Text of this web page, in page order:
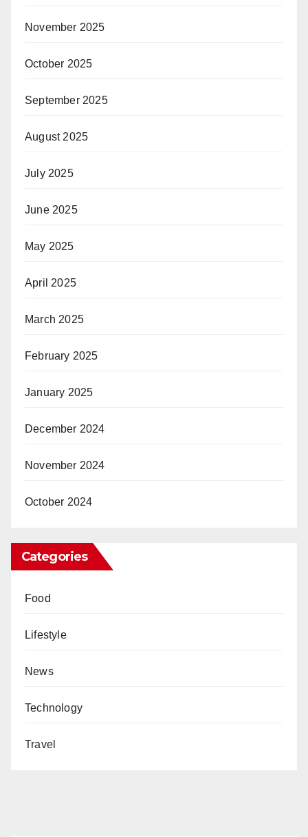
November 2025
October 2025
September 2025
August 2025
July 2025
June 2025
May 2025
April 2025
March 2025
February 2025
January 2025
December 2024
November 2024
October 2024
Categories
Food
Lifestyle
News
Technology
Travel